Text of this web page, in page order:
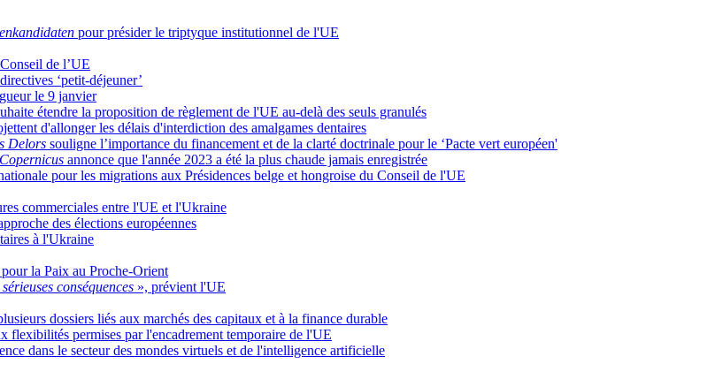
pour présider le triptyque institutionnel de l'UE
de l’UE
‘petit-déjeuner’
le 9 janvier
étendre la proposition de règlement de l'UE au-delà des seuls granulés
d'allonger les délais d'interdiction des amalgames dentaires
Delors souligne l’importance du financement et de la clarté doctrinale pour le ‘Pacte vert européen'
Copernicus annonce que l'année 2023 a été la plus chaude jamais enregistrée
pour les migrations aux Présidences belge et hongroise du Conseil de l'UE
commerciales entre l'UE et l'Ukraine
des élections européennes
à l'Ukraine
la Paix au Proche-Orient
sérieuses conséquences », prévient l'UE
dossiers liés aux marchés des capitaux et à la finance durable
flexibilités permises par l'encadrement temporaire de l'UE
dans le secteur des mondes virtuels et de l'intelligence artificielle